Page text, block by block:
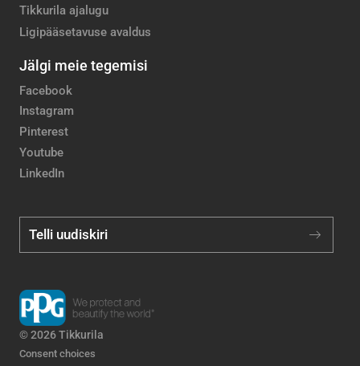
Tikkurila ajalugu
Ligipääsetavuse avaldus
Jälgi meie tegemisi
Facebook
Instagram
Pinterest
Youtube
LinkedIn
Telli uudiskiri
© 2026 Tikkurila
Consent choices